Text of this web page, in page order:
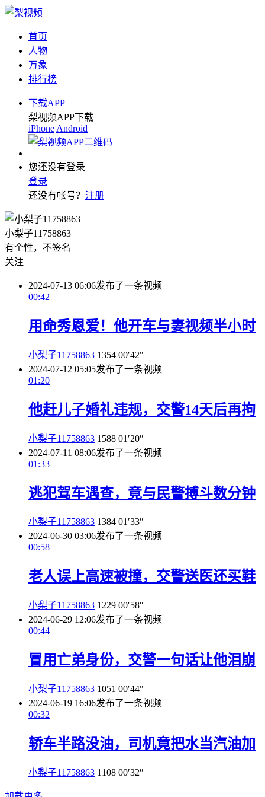
首页
人物
万象
排行榜
下载APP
梨视频APP下载
iPhone Android
您还没有登录
登录
还没有帐号？ 注册
小梨子11758863
有个性，不签名
关注
2024-07-13 06:06发布了一条视频
00:42
用命秀恩爱！他开车与妻视频半小时
小梨子11758863 1354 00′42″
2024-07-12 05:05发布了一条视频
01:20
他赶儿子婚礼违规，交警14天后再拘
小梨子11758863 1588 01′20″
2024-07-11 08:06发布了一条视频
01:33
逃犯驾车遇查，竟与民警搏斗数分钟
小梨子11758863 1384 01′33″
2024-06-30 03:06发布了一条视频
00:58
老人误上高速被撞，交警送医还买鞋
小梨子11758863 1229 00′58″
2024-06-29 12:06发布了一条视频
00:44
冒用亡弟身份，交警一句话让他泪崩
小梨子11758863 1051 00′44″
2024-06-19 16:06发布了一条视频
00:32
轿车半路没油，司机竟把水当汽油加
小梨子11758863 1108 00′32″